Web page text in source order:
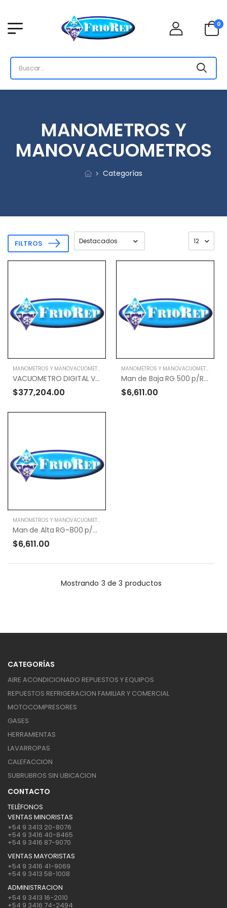
0
MANOMETROS Y
MANOVACUOMETROS
Categorías
FILTROS
MANOMETROS Y MANOVACUOMETROS
VACUOMETRO DIGITAL VMV-1
$377,204.00
MANOMETROS Y MANOVACUOMETROS
Man de Baja RG 500 p/R-410A R-22 404 134
$6,611.00
MANOMETROS Y MANOVACUOMETROS
Man de Alta RG-800 p/R-410A R-22 404 134
$6,611.00
Mostrando 3 de 3 productos
CATEGORÍAS
AIRE ACONDICIONADO REPUESTOS Y EQUIPOS
REPUESTOS REFRIGERACION FAMILIAR Y COMERCIAL
MOTOCOMPRESORES
GASES
HERRAMIENTAS
LAVARROPAS
CALEFACCION
SUBRUBROS SIN UBICACION
CONTACTO
TELÉFONOS
VENTAS MINORISTAS
+54 9 3413 20-8076
+54 9 3416 40-8465
+54 9 3416 87-9070
VENTAS MAYORISTAS
+54 9 3416 41-9069
+54 9 3413 58-1008
ADMINISTRACION
+54 9 3413 16-2010
+54 9 3416 74-2494